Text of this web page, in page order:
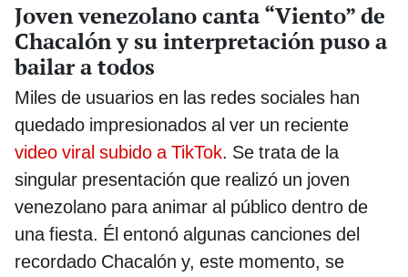
Joven venezolano canta “Viento” de
Chacalón y su interpretación puso a
bailar a todos
Miles de usuarios en las redes sociales han
quedado impresionados al ver un reciente
video viral subido a TikTok. Se trata de la
singular presentación que realizó un joven
venezolano para animar al público dentro de
una fiesta. Él entonó algunas canciones del
recordado Chacalón y, este momento, se